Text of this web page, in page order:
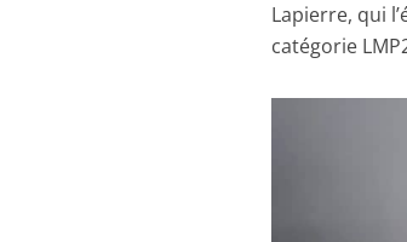
Lapierre, qui
catégorie